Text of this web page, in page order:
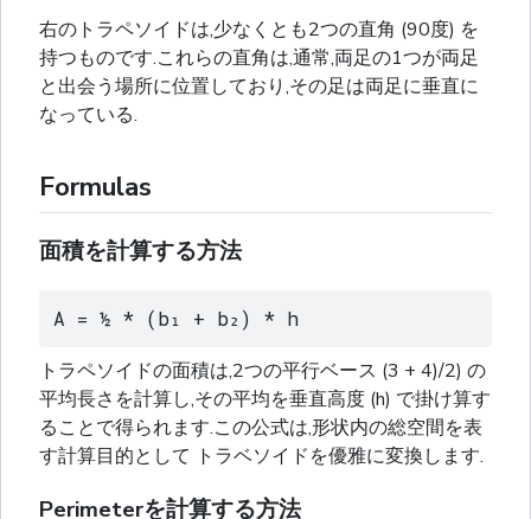
右のトラペソイドは,少なくとも2つの直角 (90度) を
持つものです.これらの直角は,通常,両足の1つが両足
と出会う場所に位置しており,その足は両足に垂直に
なっている.
Formulas
面積を計算する方法
A = ½ * (b₁ + b₂) * h
トラペソイドの面積は,2つの平行ベース (3 + 4)/2) の
平均長さを計算し,その平均を垂直高度 (h) で掛け算す
ることで得られます.この公式は,形状内の総空間を表
す計算目的として トラベソイドを優雅に変換します.
Perimeterを計算する方法